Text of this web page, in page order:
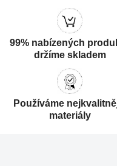
99% nabízených
držíme skladem
Používáme
materiály